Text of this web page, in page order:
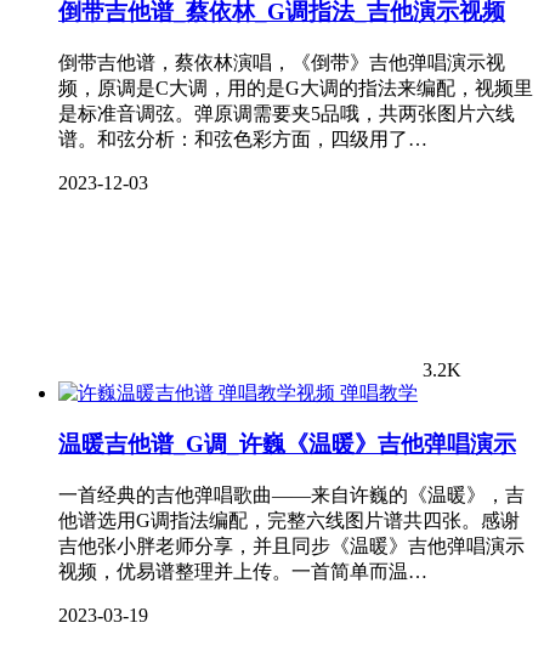
倒带吉他谱_蔡依林_G调指法_吉他演示视频
倒带吉他谱，蔡依林演唱，《倒带》吉他弹唱演示视
频，原调是C大调，用的是G大调的指法来编配，视频里
是标准音调弦。弹原调需要夹5品哦，共两张图片六线
谱。和弦分析：和弦色彩方面，四级用了…
2023-12-03
3.2K
弹唱教学
温暖吉他谱_G调_许巍《温暖》吉他弹唱演示
一首经典的吉他弹唱歌曲——来自许巍的《温暖》，吉
他谱选用G调指法编配，完整六线图片谱共四张。感谢
吉他张小胖老师分享，并且同步《温暖》吉他弹唱演示
视频，优易谱整理并上传。一首简单而温…
2023-03-19